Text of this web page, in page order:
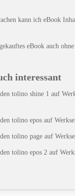
kann ich eBook
eBook auch
interessant
tolino shine 1 auf
tolino epos auf
tolino page auf
tolino epos 2 auf